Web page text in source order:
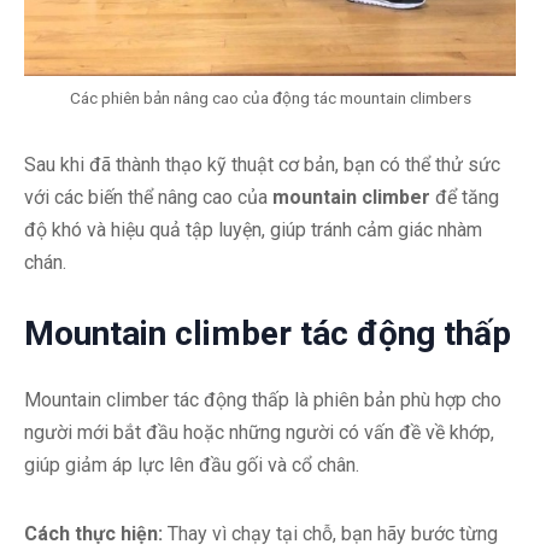
Các phiên bản nâng cao của động tác mountain climbers
Sau khi đã thành thạo kỹ thuật cơ bản, bạn có thể thử sức
với các biến thể nâng cao của mountain climber để tăng
độ khó và hiệu quả tập luyện, giúp tránh cảm giác nhàm
chán.
Mountain climber tác động thấp
Mountain climber tác động thấp là phiên bản phù hợp cho
người mới bắt đầu hoặc những người có vấn đề về khớp,
giúp giảm áp lực lên đầu gối và cổ chân.
Cách thực hiện: Thay vì chạy tại chỗ, bạn hãy bước từng